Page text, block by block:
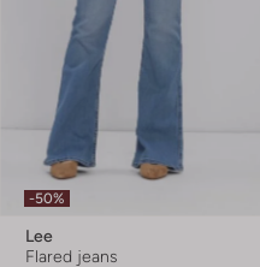
-50%
Lee
Flared jeans